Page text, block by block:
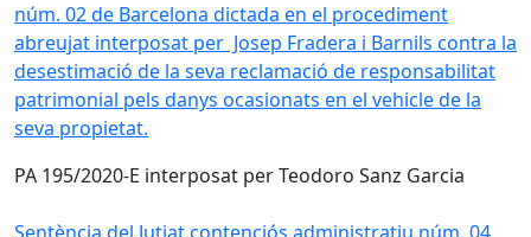
núm. 02 de Barcelona dictada en el procediment
abreujat interposat per Josep Fradera i Barnils contra la
desestimació de la seva reclamació de responsabilitat
patrimonial pels danys ocasionats en el vehicle de la
seva propietat.
PA 195/2020-E interposat per Teodoro Sanz Garcia